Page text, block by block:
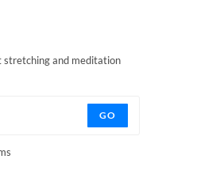
stretching and meditation
GO